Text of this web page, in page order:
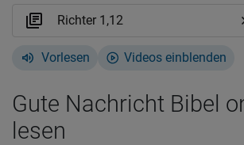
Vorlesen Videos einblenden
Gute Nachricht Bibel
lesen